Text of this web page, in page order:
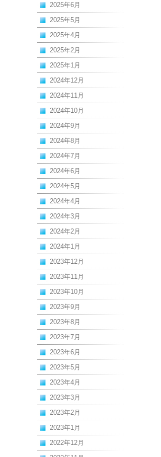
2025年6月
2025年5月
2025年4月
2025年2月
2025年1月
2024年12月
2024年11月
2024年10月
2024年9月
2024年8月
2024年7月
2024年6月
2024年5月
2024年4月
2024年3月
2024年2月
2024年1月
2023年12月
2023年11月
2023年10月
2023年9月
2023年8月
2023年7月
2023年6月
2023年5月
2023年4月
2023年3月
2023年2月
2023年1月
2022年12月